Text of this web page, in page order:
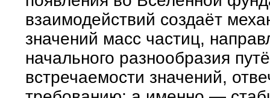
взаимодействий создаёт
значений масс частиц,
начального разнообразия
встречаемости значений,